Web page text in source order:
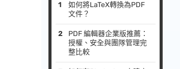
如何將LaTeX轉換為PDF
文件？
PDF 編輯器企業版推薦：
授權、安全與團隊管理完
整比較